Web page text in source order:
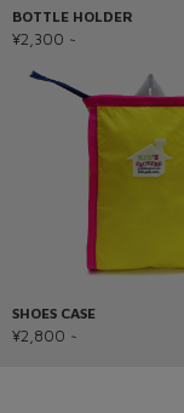
BOTTLE HOLDER
¥2,300 ~
SHOES CASE
¥2,800 ~